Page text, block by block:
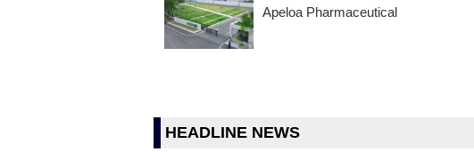
Apeloa Pharmaceutical
HEADLINE NEWS